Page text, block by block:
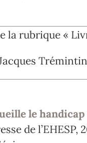
la rubrique «
Trémintin
le
de l’EHESP,